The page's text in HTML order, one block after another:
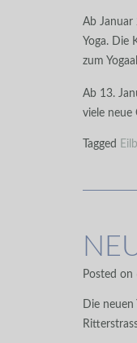
Ab Januar
Yoga. Die
zum
Ab 13.
viele neue
Tagged
Posted on
Die